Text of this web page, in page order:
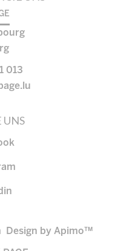
013
UNS
Design by Apimo™